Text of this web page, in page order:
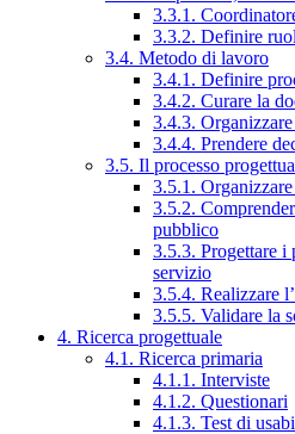
3.3.1.
3.3.2. Definire
3.4. Metodo di lavoro
3.4.1. Definire
3.4.2. Curare la
3.4.3.
3.4.4. Prendere
3.5. Il processo
3.5.1.
3.5.2.
pubblico
3.5.3. Progettare i
servizio
3.5.4. Realizzare
3.5.5. Validare la
4. Ricerca progettuale
4.1. Ricerca primaria
4.1.1. Interviste
4.1.2. Questionari
4.1.3. Test di